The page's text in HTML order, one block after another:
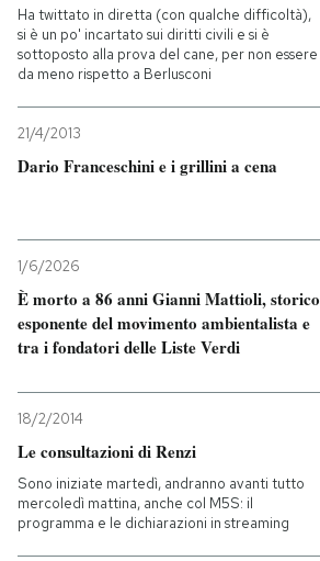
Ha twittato in diretta (con qualche difficoltà),
si è un po' incartato sui diritti civili e si è
sottoposto alla prova del cane, per non essere
da meno rispetto a Berlusconi
21/4/2013
Dario Franceschini e i grillini a cena
1/6/2026
È morto a 86 anni Gianni Mattioli, storico
esponente del movimento ambientalista e
tra i fondatori delle Liste Verdi
18/2/2014
Le consultazioni di Renzi
Sono iniziate martedì, andranno avanti tutto
mercoledì mattina, anche col M5S: il
programma e le dichiarazioni in streaming